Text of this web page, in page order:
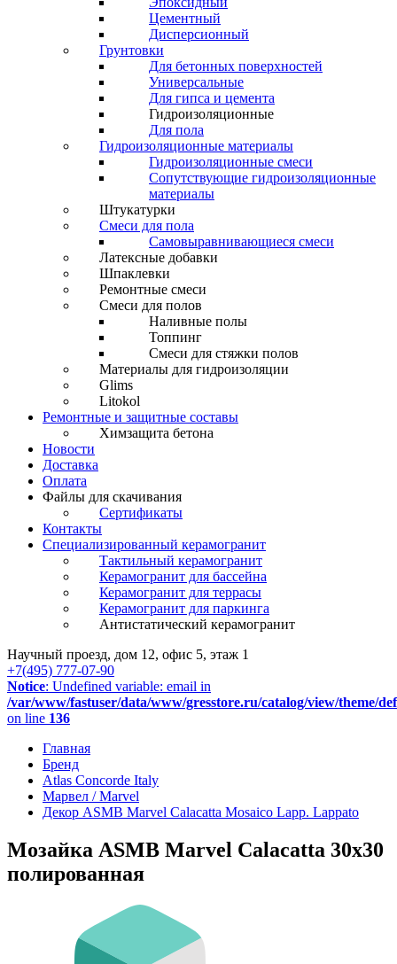
Цементный
Дисперсионный
Грунтовки
Для бетонных поверхностей
Универсальные
Для гипса и цемента
Гидроизоляционные
Для пола
Гидроизоляционные материалы
Гидроизоляционные смеси
Сопутствующие гидроизоляционные
материалы
Штукатурки
Смеси для пола
Самовыравнивающиеся смеси
Латексные добавки
Шпаклевки
Ремонтные смеси
Смеси для полов
Наливные полы
Топпинг
Смеси для стяжки полов
Материалы для гидроизоляции
Glims
Litokol
Ремонтные и защитные составы
Химзащита бетона
Новости
Доставка
Оплата
Файлы для скачивания
Сертификаты
Контакты
Специализированный керамогранит
Тактильный керамогранит
Керамогранит для бассейна
Керамогранит для террасы
Керамогранит для паркинга
Антистатический керамогранит
Научный проезд, дом 12, офис 5, этаж 1
+7(495) 777-07-90
Notice: Undefined variable: email in
/var/www/fastuser/data/www/gresstore.ru/catalog/view/theme/
on line 136
Главная
Бренд
Atlas Concorde Italy
Марвел / Marvel
Декор ASMB Marvel Calacatta Mosaico Lapp. Lappato
Мозайка ASMB Marvel Calacatta 30x30
полированная